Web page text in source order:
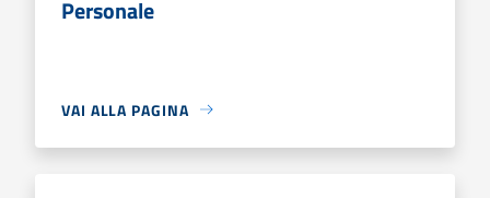
Personale
VAI ALLA PAGINA